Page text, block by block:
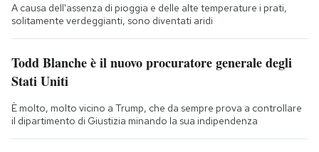
A causa dell'assenza di pioggia e delle alte temperature i prati,
solitamente verdeggianti, sono diventati aridi
Todd Blanche è il nuovo procuratore generale degli
Stati Uniti
È molto, molto vicino a Trump, che da sempre prova a controllare
il dipartimento di Giustizia minando la sua indipendenza